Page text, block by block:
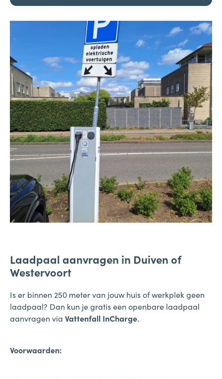
Laadpaal aanvragen in Duiven of
Westervoort
Is er binnen 250 meter van jouw huis of werkplek geen
laadpaal? Dan kun je gratis een openbare laadpaal
aanvragen via Vattenfall InCharge.
Voorwaarden: